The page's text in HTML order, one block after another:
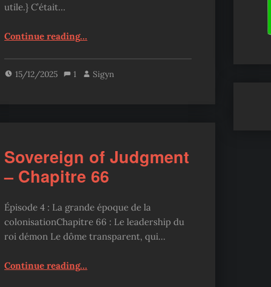
utile.} C’était…
Continue reading“Sovereign of Judgment – Chapitre 68”
…
15/12/2025 1 Sigyn
Sovereign of Judgment
– Chapitre 66
Épisode 4 : La grande époque de la
colonisationChapitre 66 : Le leadership du
roi démon Le dôme transparent, qui…
Continue reading“Sovereign of Judgment – Chapitre 66”
…